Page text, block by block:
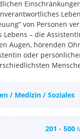
von Personen
– die
Augen, hörenden
oder
nicht geeignet,
/ Medizin / Soziales
201 - 500